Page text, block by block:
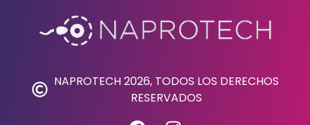
NAPROTECH 2026, TODOS LOS DERECHOS
RESERVADOS